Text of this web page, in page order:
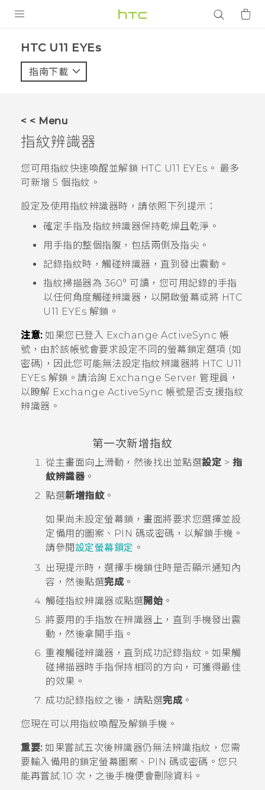
VIVE
應用程式
支援服務
HTC U11 EYEs‎
指南下載
< < Menu
指紋辨識器
您可用指紋快速喚醒並解鎖 HTC U11 EYEs 。 最多
可新增 5 個指紋。
設定及使用指紋辨識器時，請依照下列提示：
確定手指及指紋辨識器保持乾燥且乾淨。
用手指的整個指腹，包括兩側及指尖。
記錄指紋時，觸碰辨識器，直到發出震動。
指紋掃描器為 360° 可讀，您可用記錄的手指
以任何角度觸碰辨識器，以開啟螢幕或將 HTC
U11 EYEs 解鎖。
注意:如果您已登入 Exchange ActiveSync 帳
號，由於該帳號會要求設定不同的螢幕鎖定選項 (如
密碼)，因此您可能無法設定指紋辨識器將 HTC U11
EYEs 解鎖。請洽詢 Exchange Server 管理員，
以瞭解 Exchange ActiveSync 帳號是否支援指紋
辨識器。
第一次新增指紋
從主畫面向上滑動，然後找出並點選設定 > 指
紋辨識器 。
點選新增指紋。
如果尚未設定螢幕鎖，畫面將要求您選擇並設
定備用的圖案、PIN 碼或密碼，以解鎖手機。
請參閱 設定螢幕鎖定 。
出現提示時，選擇手機鎖住時是否顯示通知內
容，然後點選完成。
觸碰指紋辨識器或點選 開始 。
將要用的手指放在辨識器上，直到手機發出震
動，然後拿開手指。
重複觸碰辨識器，直到成功記錄指紋。 如果觸
碰掃描器時手指保持相同的方向，可獲得最佳
的效果。
成功記錄指紋之後，請點選完成。
您現在可以用指紋喚醒及解鎖手機。
重要:如果嘗試五次後辨識器仍無法辨識指紋，您需
要輸入備用的鎖定螢幕圖案、PIN 碼或密碼。您只
能再嘗試 10 次，之後手機便會刪除資料。